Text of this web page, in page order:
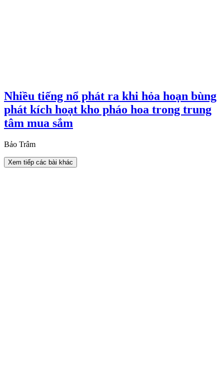
Nhiều tiếng nổ phát ra khi hỏa hoạn bùng
phát kích hoạt kho pháo hoa trong trung
tâm mua sắm
Bảo Trâm
Xem tiếp các bài khác